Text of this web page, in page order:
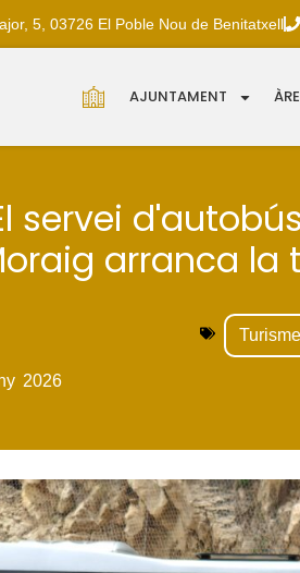
5, 03726 El Poble Nou de Benitatxell
AJUNTAMENT
servei
arranca la
Turisme
2026